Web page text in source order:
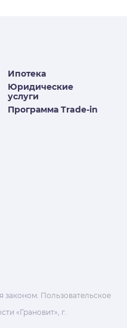
Ипотека
Юридические
услуги
Программа Trade-in
законом. Пользовательское
«Грановит», г.